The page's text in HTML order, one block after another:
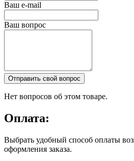
Ваш e-mail
Ваш вопрос
Отправить свой вопрос
Нет вопросов об этом товаре.
Оплата:
Выбрать удобный способ оплаты
оформления заказа.